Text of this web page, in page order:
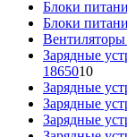
Блоки
Блоки
Вентиляторы
Зарядные
186501010
Зарядные
Зарядные
Зарядные